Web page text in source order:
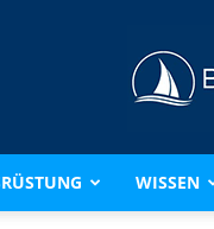
WISSEN